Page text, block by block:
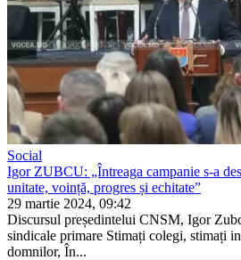
Social
Igor ZUBCU: „Întreaga campanie s-a
unitate, voință, progres și echitate”
29 martie 2024, 09:42
Discursul președintelui CNSM, Igor
sindicale primare Stimați colegi, stimați
domnilor, În...